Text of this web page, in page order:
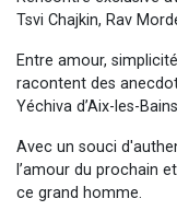
Tsvi Chajkin, Rav
Entre amour,
racontent des
Yéchiva d’Aix-les-
Avec un souci
l’amour du prochain
ce grand homme.